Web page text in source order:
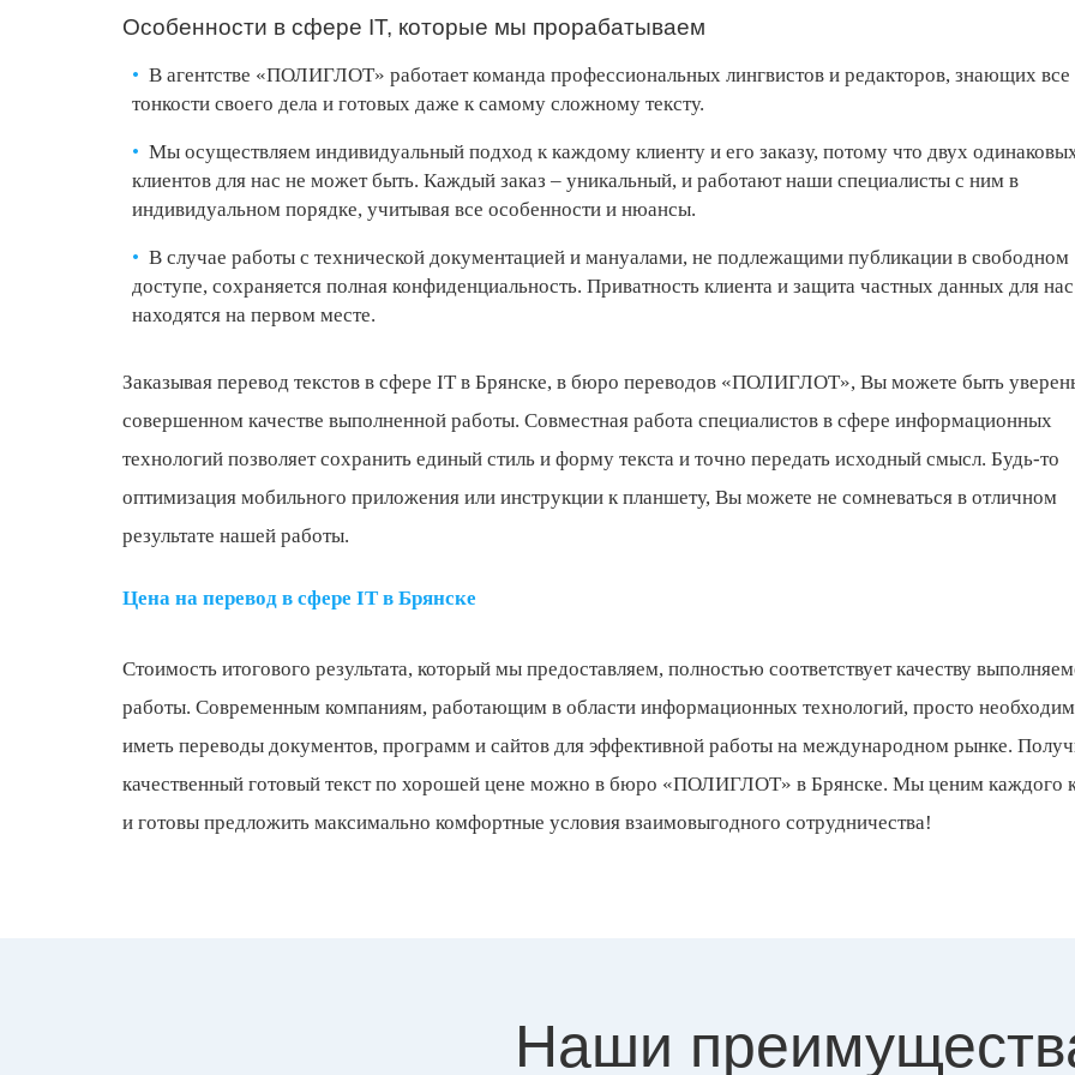
Особенности в сфере IT, которые мы прорабатываем
В агентстве «ПОЛИГЛОТ» работает команда профессиональных лингвистов и редакторов, знающих все
тонкости своего дела и готовых даже к самому сложному тексту.
Мы осуществляем индивидуальный подход к каждому клиенту и его заказу, потому что двух
клиентов для нас не может быть. Каждый заказ – уникальный, и работают наши специалисты с ним в
индивидуальном порядке, учитывая все особенности и нюансы.
В случае работы с технической документацией и мануалами, не подлежащими публикации в свободном
доступе, сохраняется полная конфиденциальность. Приватность клиента и защита частных данных для нас
находятся на первом месте.
Заказывая перевод текстов в сфере IT в Брянске, в бюро переводов «ПОЛИГЛОТ», Вы можете быть
совершенном качестве выполненной работы. Совместная работа специалистов в сфере информационных
технологий позволяет сохранить единый стиль и форму текста и точно передать исходный смысл. Будь-то
оптимизация мобильного приложения или инструкции к планшету, Вы можете не сомневаться в отличном
результате нашей работы.
Цена на перевод в сфере IT в Брянске
Стоимость итогового результата, который мы предоставляем, полностью соответствует качеству
работы. Современным компаниям, работающим в области информационных технологий, просто
иметь переводы документов, программ и сайтов для эффективной работы на международном рынке.
качественный готовый текст по хорошей цене можно в бюро «ПОЛИГЛОТ» в Брянске. Мы ценим каждого
и готовы предложить максимально комфортные условия взаимовыгодного сотрудничества!
Наши